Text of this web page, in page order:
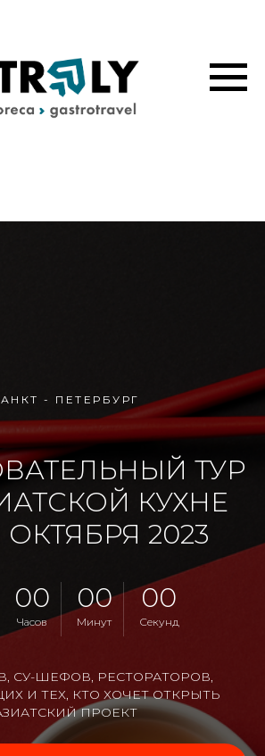
- ПЕТЕРБУРГ
ТУР
КУХНЕ
ОКТЯБРЯ 2023
00
Часов
00
Минут
00
Секунд
СУ-ШЕФОВ, РЕСТОРАТОРОВ,
И ТЕХ, КТО ХОЧЕТ ОТКРЫТЬ
ПРОЕКТ